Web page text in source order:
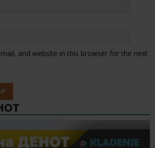
and website in this browser for the next